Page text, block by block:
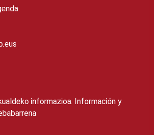
informazioa. Información y